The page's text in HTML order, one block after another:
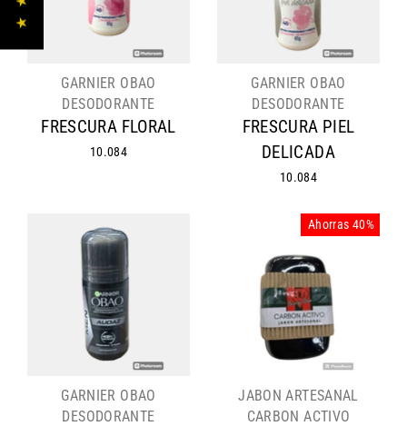
GARNIER OBAO
DESODORANTE
FRESCURA FLORAL
10.084
GARNIER OBAO
DESODORANTE
FRESCURA PIEL
DELICADA
10.084
GARNIER OBAO
DESODORANTE
Ahorras 40%
JABON ARTESANAL
CARBON ACTIVO